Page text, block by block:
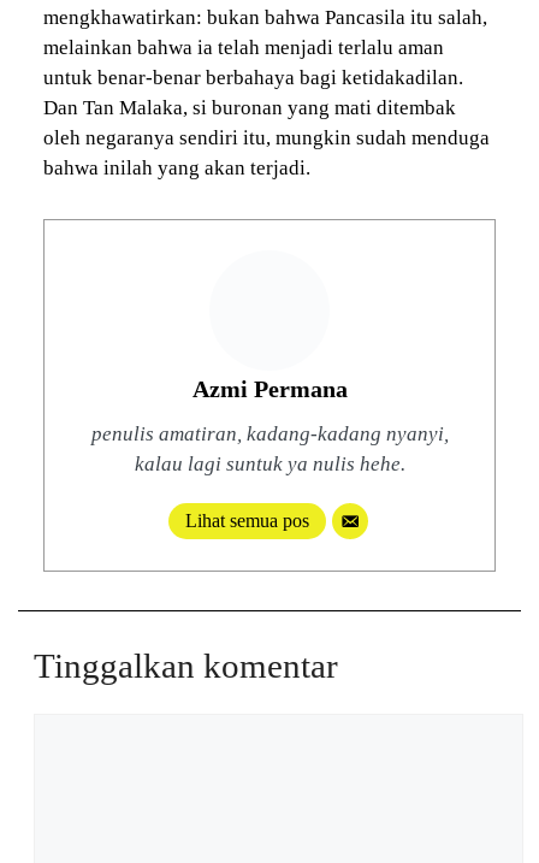
mengkhawatirkan: bukan bahwa Pancasila itu salah,
melainkan bahwa ia telah menjadi terlalu aman
untuk benar-benar berbahaya bagi ketidakadilan.
Dan Tan Malaka, si buronan yang mati ditembak
oleh negaranya sendiri itu, mungkin sudah menduga
bahwa inilah yang akan terjadi.
Azmi Permana
penulis amatiran, kadang-kadang nyanyi,
kalau lagi suntuk ya nulis hehe.
Lihat semua pos
Tinggalkan komentar